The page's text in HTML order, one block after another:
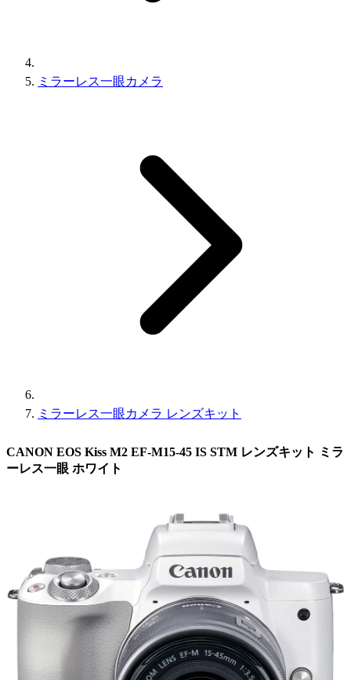
ミラーレス一眼カメラ
ミラーレス一眼カメラ レンズキット
CANON EOS Kiss M2 EF-M15-45 IS STM レンズキット ミラ
ーレス一眼 ホワイト